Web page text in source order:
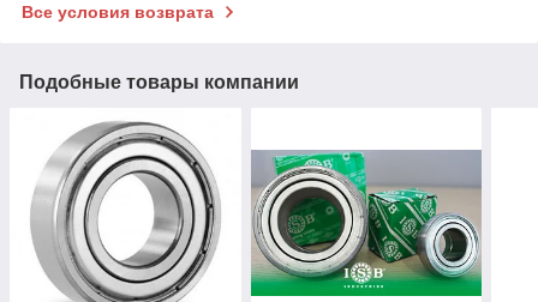
Все условия возврата
Подобные товары компании